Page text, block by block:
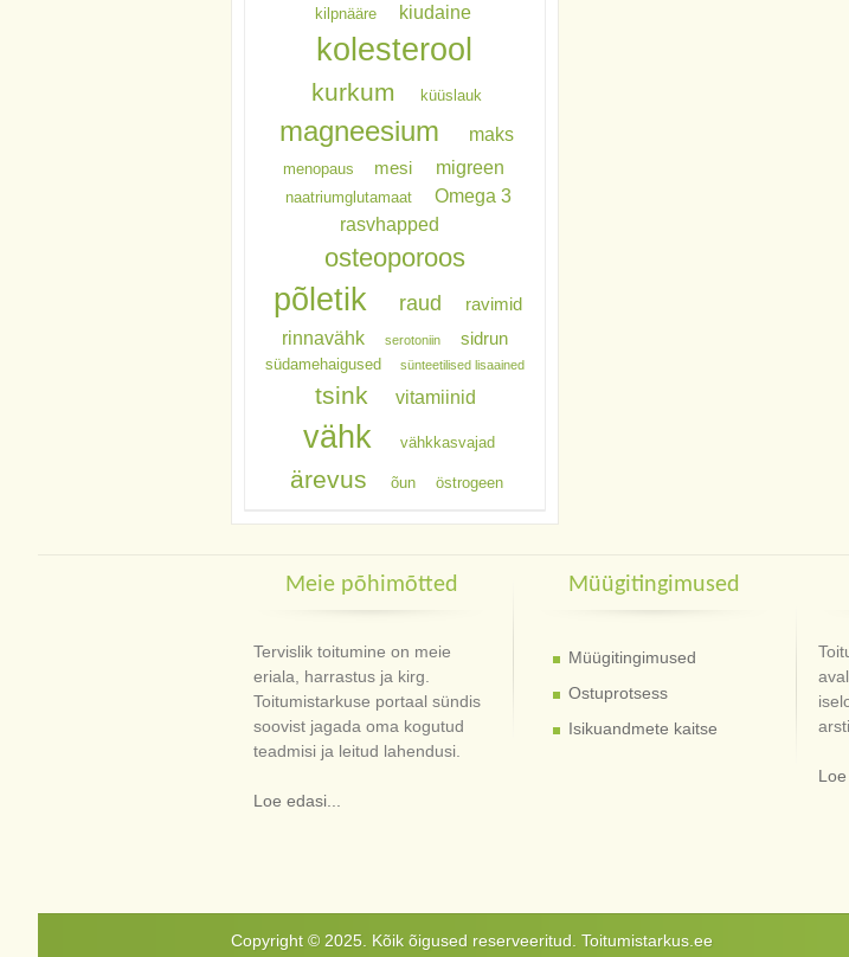
kilpnääre kiudaine
kolesterool
kurkum küüslauk
magneesium maks
menopaus mesi migreen
naatriumglutamaat
Omega 3
rasvhapped
osteoporoos
põletik raud ravimid
rinnavähk serotoniin sidrun
südamehaigused sünteetilised lisaained
tsink vitamiinid
vähk vähkkasvajad
ärevus õun östrogeen
Meie põhimõtted
Tervislik toitumine on meie
eriala, harrastus ja kirg.
Toitumistarkuse portaal sündis
soovist jagada oma kogutud
teadmisi ja leitud lahendusi.
Loe edasi...
Müügitingimused
Müügitingimused
Ostuprotsess
Isikuandmete kaitse
Loe
Copyright © 2025. Kõik õigused reserveeritud. Toitumistarkus.ee